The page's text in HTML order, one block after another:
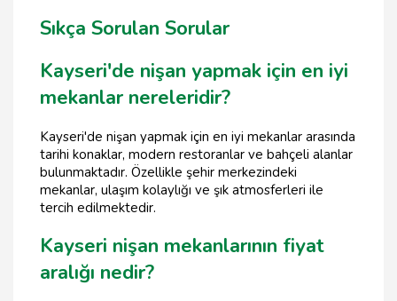
Sıkça Sorulan Sorular
Kayseri'de nişan yapmak için en iyi
mekanlar nereleridir?
Kayseri'de nişan yapmak için en iyi mekanlar arasında
tarihi konaklar, modern restoranlar ve bahçeli alanlar
bulunmaktadır. Özellikle şehir merkezindeki
mekanlar, ulaşım kolaylığı ve şık atmosferleri ile
tercih edilmektedir.
Kayseri nişan mekanlarının fiyat
aralığı nedir?